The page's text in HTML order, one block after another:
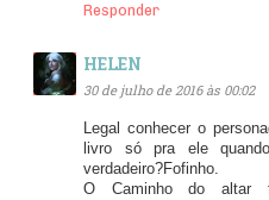
Responder
HELEN
30 de julho de 2016 às 00:02
Legal conhecer o
livro só pra ele
verdadeiro?Fofinho.
O Caminho do altar